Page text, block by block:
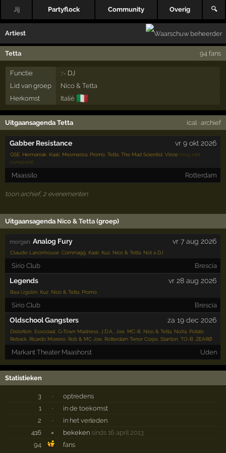
Jij Partyflock Community Overig 🔍
Artiest
Tetta 94 fans
Functie 7× DJ
Lid van groep
Nico & Tetta
Herkomst
Italië 🇮🇹
Uitgaansagenda Tetta ical· archief
Gabber Resistance vr 9 okt 2026
GSE Hermaniak Kaali Mesmeriza Promo ,Tetta ,The Mad Scientist ,Vince (nog niet
compleet)
Maassilo Rotterdam
toon archief, 2 evenementen
Uitgaansagenda Nico & Tetta (groep)
morgen: Analog Fury vr 7 aug 2026
Claudio Lancinhouse ,Comma99 Kaali Kuz Nico & Tetta Not a DJ
Sirio Club Brescia
Legends vr 28 aug 2026
Bea Ugolini Kuz Nico & Tetta Promo
Sirio Club Brescia
Oldschool Gangsters za 19 dec 2026
Distortion Essociaal ,G-Town Madness J.D.A. Joe MC-B Nico & Tetta NoXa Potato
Retrack Ricardo Moreno Rob & MC Joe Rotterdam Terror Corps ,Stanton ,TO-B ,ZEARØ
Markant Theater Maashorst Uden
Statistieken
3 ·
optredens
1
·
in de toekomst
2
·
in het verleden
416
× bekeken sinds 16 april 2013
94
fans